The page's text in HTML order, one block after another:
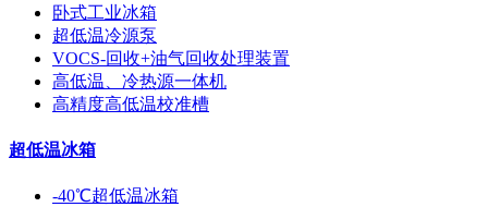
卧式工业冰箱
超低温冷源泵
VOCS-回收+油气回收处理装置
高低温、冷热源一体机
高精度高低温校准槽
超低温冰箱
-40℃超低温冰箱